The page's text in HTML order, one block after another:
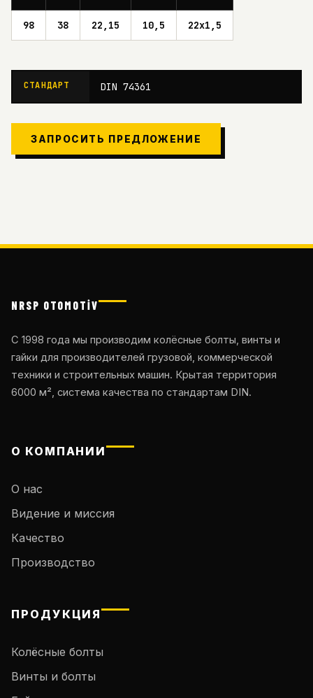
98 38 22,15 10,5 22x1,5
СТАНДАРТ DIN 74361
ЗАПРОСИТЬ ПРЕДЛОЖЕНИЕ
NRSP OTOMOTİV
С 1998 года мы производим колёсные болты, винты и
гайки для производителей грузовой, коммерческой
техники и строительных машин. Крытая территория
6000 м², система качества по стандартам DIN.
О КОМПАНИИ
О нас
Видение и миссия
Качество
Производство
ПРОДУКЦИЯ
Колёсные болты
Винты и болты